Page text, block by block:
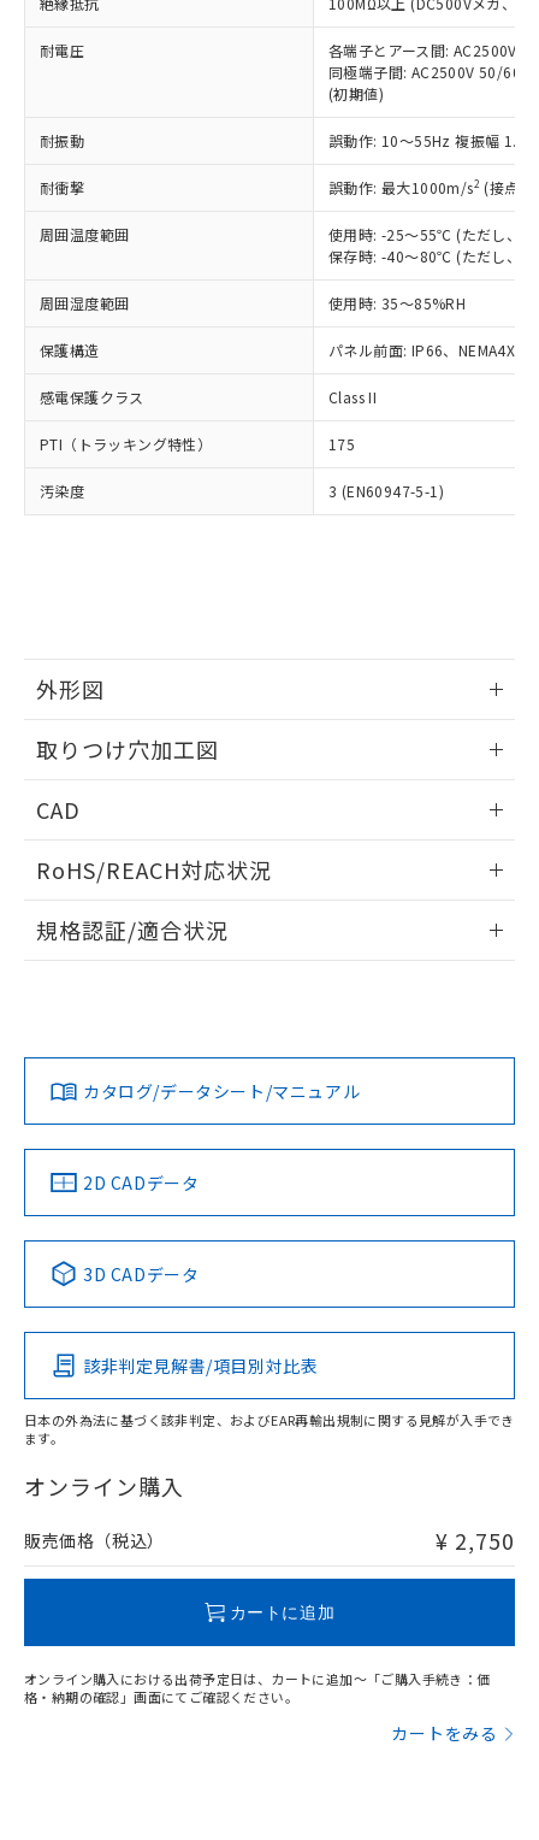
耐電圧
各端子とアース間: AC2500V
同極端子間: AC2500V 50/
(初期値)
耐振動 誤動作: 10～55Hz 複振幅
耐衝撃 誤動作: 最大1000m/s2 (接点
周囲温度範囲
使用時: -25～55℃ (ただし、氷
保存時: -40～80℃ (ただし、氷
周囲湿度範囲 使用時: 35～85%RH
保護構造 パネル前面: IP66、NEMA4X,
感電保護クラス Class II
PTI（トラッキング特性） 175
汚染度 3 (EN60947-5-1)
外形図
取りつけ穴加工図
CAD
ドすることができます。
ログイン/会員登録
ダウンロードデータをご利用いただく前に、以下を必ずお読
みください。
ソフトウェアの使用条件
RoHS/REACH対応状況
EU RoHS 注意事項・凡例
対応済み
中国 RoHS 注意事項・凡例
Pb Hg Cd Cr(VI)
O
在庫等で未対応品が混在する可能性があります。
問い合わせください。
規格認証/適合状況
LR型式承認
（イギリス
船舶規格）
DNV型式承認
（ノルウェー
BV型式承認
（フランス
KR型式
（韓国
No No No No
この製品の規格認証/適合状況ページへ
その他の認証はこちらのページからご検索ください
カタログ/データシート/マニュアル
2D CADデータ
3D CADデータ
該非判定見解書/項目別対比表
日本の外為法に基づく該非判定、およびEAR再輸出規制に関する見解が入手でき
ます。
オンライン購入
販売価格（税込） ¥ 2,750
カートに追加
オンライン購入における出荷予定日は、カートに追加～「ご購入手続き：価
格・納期の確認」画面にてご確認ください。
カートをみる
準価格とは異なる場合があることをご
正式な納期状況および標準価格はお客
様のお取引先、またはお客様担当のオ
オムロン制御機器販売店や当社販売拠
販売ネットワーク
」をご確認
在庫状況および標準価格結果を当社の
事前の承諾なく第三者に漏洩または開
示しないようお願いします。
マイパーツ機能（部品リスト作成サー
ビス）をご利用いただくには、I-Web
メンバーズにご登録されている必要が
あります。
登録された部品リストについて、当社
および当社の共同利用者が、当社の製
品・サービスに関するお客様との取
指します。
六価クロム(Cr(Ⅵ)) 1000ppm以下、ポリ臭化ビフェニル
(PBDE) 1000ppm以下、フタル酸ビス(2-エチルヘキシ
ル) (DEHP)(別名：DOP) 1000ppm以下、フタル酸ブチ
ルベンジル（BBP） 1000ppm以下、フタル酸ジブチル
（DBP） 1000ppm以下、フタル酸ジイソブチル
但し、RoHS指令で産業用監視および制御機器に対する
フタル酸エステル類の４物質については閾値を超える意
図的な使用がないことを確認しています。
部品在庫の切り替え状況などにより、予定
月が前後することがあります。
※3 非含有証明書ダウンロード
下記の非含有証明書をダウンロードするこ
とができます。
また、RoHS指令のフタル酸エステル類４
物質の対応では、対応完了までの期間は出
荷製品に未対応品が混在することから備考
欄に対応日を記載しておりました。
す。
Cr(Ⅵ)(六価クロム) : 1000ppm、 PBBs(ポリ臭化ビフェ
ニル類) : 1000ppm、 PBDEs(ポリ臭化ジフェニルエーテ
DBP(フタル酸ジブチル) : 1000ppm、 DIBP(フタル酸ジ
DEHP(フタル酸ビス(2-エチルヘキシル)) : 1000ppm
「ｅ」：有害物質（10物質）のすべてが基
準値以下であることを示します。
「10」：通常の使用状況下において有害物
質が外部に漏えいし、環境に深刻な影響を
及ぼさない年数を意味します。
「－」：未確認です。当社販売部門へお問
可)を取得するなどの必要な手続きを
当社は規制貨物を破棄する場合は、完
全に破砕するなど、違法に輸出されな
いよう必要な手段を講じます。
当社は貴社製品を、核兵器、ミサイ
ル、化学兵器、生物兵器またはその他
武器並びにこれらの製造装置等に一切
当社は、貴社製品を第三者に販売する
場合は、上記1、2および3の内容を当
該第三者に通知します。また当社は、
販売先および販売に係わる関係者が違
法に輸出するおそれがある場合は、取
り引きをいたしません。
一定数以上の在庫あり
一定数には満たないが在庫あり
いては、お客様のお取引先、ま
たはお客様担当のオムロン制御
機器販売店・当社販売員にご確
受注生産機種、また在庫状況の
情報を公開していない機種